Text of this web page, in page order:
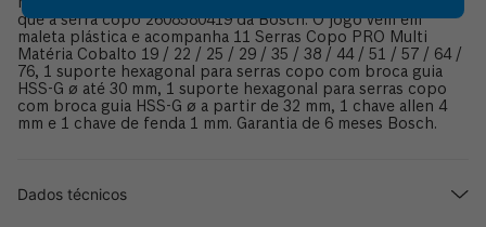
marteletes (uso sem impacto). Possui 2x mais vida útil do
que a serra copo 2608580419 da Bosch. O jogo vem em
maleta plástica e acompanha 11 Serras Copo PRO Multi
Matéria Cobalto 19 / 22 / 25 / 29 / 35 / 38 / 44 / 51 / 57 / 64 /
76, 1 suporte hexagonal para serras copo com broca guia
HSS-G ø até 30 mm, 1 suporte hexagonal para serras copo
com broca guia HSS-G ø a partir de 32 mm, 1 chave allen 4
mm e 1 chave de fenda 1 mm. Garantia de 6 meses Bosch.
Dados técnicos